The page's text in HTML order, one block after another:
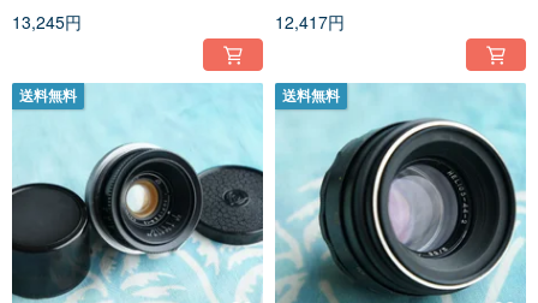
13,245円
12,417円
送料無料 送料無料